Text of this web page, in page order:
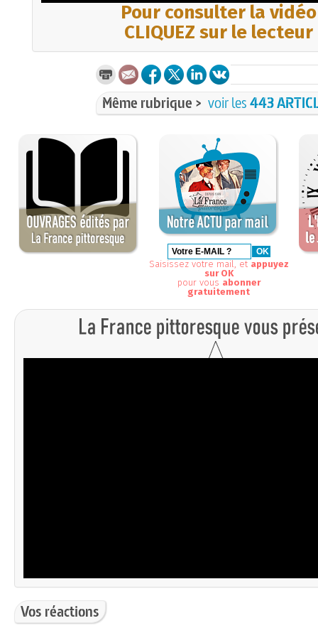
Pour consulter la vidéo
CLIQUEZ sur le lecteur
Même rubrique > voir les443
Saisissez votre mail, et appuyez
sur OK
pour vous abonner
gratuitement
Vos réactions